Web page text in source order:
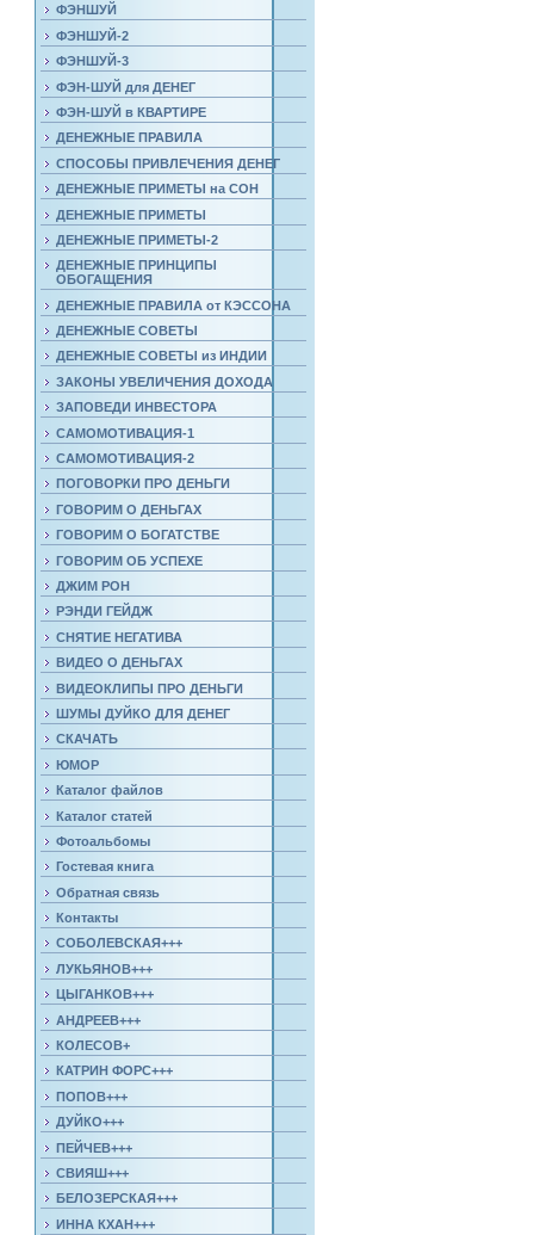
ФЭНШУЙ
ФЭНШУЙ-2
ФЭНШУЙ-3
ФЭН-ШУЙ для ДЕНЕГ
ФЭН-ШУЙ в КВАРТИРЕ
ДЕНЕЖНЫЕ ПРАВИЛА
СПОСОБЫ ПРИВЛЕЧЕНИЯ ДЕНЕГ
ДЕНЕЖНЫЕ ПРИМЕТЫ на СОН
ДЕНЕЖНЫЕ ПРИМЕТЫ
ДЕНЕЖНЫЕ ПРИМЕТЫ-2
ДЕНЕЖНЫЕ ПРИНЦИПЫ
ОБОГАЩЕНИЯ
ДЕНЕЖНЫЕ ПРАВИЛА от КЭССОНА
ДЕНЕЖНЫЕ СОВЕТЫ
ДЕНЕЖНЫЕ СОВЕТЫ из ИНДИИ
ЗАКОНЫ УВЕЛИЧЕНИЯ ДОХОДА
ЗАПОВЕДИ ИНВЕСТОРА
САМОМОТИВАЦИЯ-1
САМОМОТИВАЦИЯ-2
ПОГОВОРКИ ПРО ДЕНЬГИ
ГОВОРИМ О ДЕНЬГАХ
ГОВОРИМ О БОГАТСТВЕ
ГОВОРИМ ОБ УСПЕХЕ
ДЖИМ РОН
РЭНДИ ГЕЙДЖ
СНЯТИЕ НЕГАТИВА
ВИДЕО О ДЕНЬГАХ
ВИДЕОКЛИПЫ ПРО ДЕНЬГИ
ШУМЫ ДУЙКО ДЛЯ ДЕНЕГ
СКАЧАТЬ
ЮМОР
Каталог файлов
Каталог статей
Фотоальбомы
Гостевая книга
Обратная связь
Контакты
СОБОЛЕВСКАЯ+++
ЛУКЬЯНОВ+++
ЦЫГАНКОВ+++
АНДРЕЕВ+++
КОЛЕСОВ+
КАТРИН ФОРС+++
ПОПОВ+++
ДУЙКО+++
ПЕЙЧЕВ+++
СВИЯШ+++
БЕЛОЗЕРСКАЯ+++
ИННА КХАН+++